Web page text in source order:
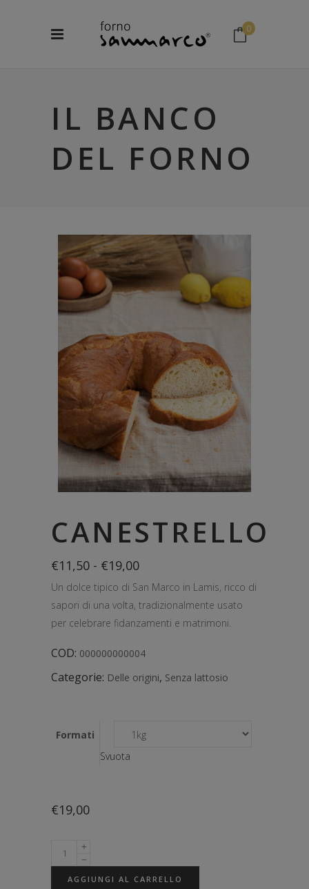
0
IL BANCO
DEL FORNO
CANESTRELLO
€11,50 - €19,00Fascia
prezzo:
da
€11,50
a
Un dolce tipico di San Marco in Lamis, ricco di
sapori di una volta, tradizionalmente usato
per celebrare fidanzamenti e matrimoni.
COD: 000000000004
Categorie: Delle origini, Senza lattosio
Formati
Svuota
€19,00
AGGIUNGI AL CARRELLO